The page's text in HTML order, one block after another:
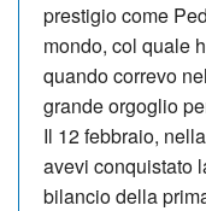
prestigio come
mondo, col quale
quando correvo
grande orgoglio
Il 12 febbraio,
avevi conquistato
bilancio della